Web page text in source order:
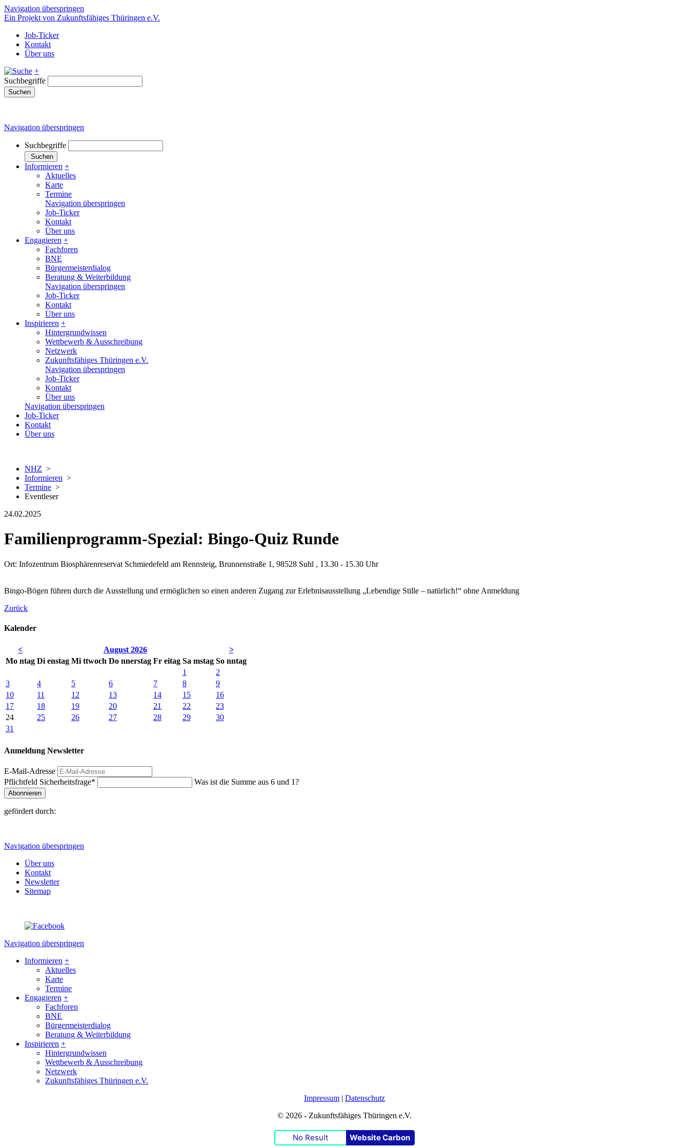
Navigation überspringen
Ein Projekt von Zukunftsfähiges Thüringen e.V.
Job-Ticker
Kontakt
Über uns
+
Suchbegriffe
Suchen
Navigation überspringen
Suchbegriffe
Suchen
Informieren +
Aktuelles
Karte
Termine
Navigation überspringen
Job-Ticker
Kontakt
Über uns
Engagieren +
Fachforen
BNE
Bürgermeisterdialog
Beratung & Weiterbildung
Navigation überspringen
Job-Ticker
Kontakt
Über uns
Inspirieren +
Hintergrundwissen
Wettbewerb & Ausschreibung
Netzwerk
Zukunftsfähiges Thüringen e.V.
Navigation überspringen
Job-Ticker
Kontakt
Über uns
Navigation überspringen
Job-Ticker
Kontakt
Über uns
NHZ >
Informieren >
Termine >
Eventleser
24.02.2025
Familienprogramm-Spezial: Bingo-Quiz Runde
Ort: Infozentrum Biosphärenreservat Schmiedefeld am Rennsteig, Brunnenstraße 1, 98528 Suhl , 13.30 - 15.30 Uhr
Bingo-Bögen führen durch die Ausstellung und ermöglichen so einen anderen Zugang zur Erlebnisausstellung „Lebendige Stille – natürlich!“ ohne Anmeldung
Zurück
Kalender
< August 2026
>
Mo ntag Dienstag Mittwoch Do nnerstag Fr eitag Sa mstag So nntag
1
2
3
4 5 6 7 8
9
10
11 12 13 14 15
16
17
18 19 20 21 22
23
24
25 26 27 28 29
30
31
Anmeldung Newsletter
E-Mail-Adresse
Pflichtfeld Sicherheitsfrage* Was ist die Summe aus 6 und 1?
Abonnieren
gefördert durch:
Navigation überspringen
Über uns
Kontakt
Newsletter
Sitemap
Navigation überspringen
Informieren +
Aktuelles
Karte
Termine
Engagieren +
Fachforen
BNE
Bürgermeisterdialog
Beratung & Weiterbildung
Inspirieren +
Hintergrundwissen
Wettbewerb & Ausschreibung
Netzwerk
Zukunftsfähiges Thüringen e.V.
Impressum | Datenschutz
© 2026 - Zukunftsfähiges Thüringen e.V.
No Result Website Carbon